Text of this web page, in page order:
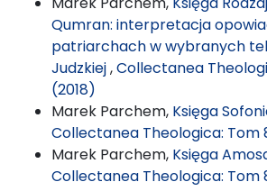
Qumran: interpretacja
patriarchach w wybranych
Judzkiej,Collectanea
(2018)
Marek Parchem, Księga
Collectanea Theologica: Tom
Marek Parchem, Księga
Collectanea Theologica: Tom